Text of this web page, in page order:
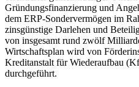
Gründungsfinanzierung und
dem ERP-Sondervermögen im
zinsgünstige Darlehen und
von insgesamt rund zwölf
Wirtschaftsplan wird von
Kreditanstalt für Wiederaufbau
durchgeführt.